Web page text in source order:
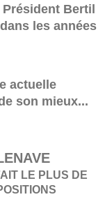
Bertil
les années
actuelle
son mieux...
LE PLUS DE